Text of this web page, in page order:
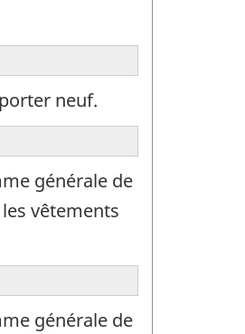
neuf.
générale de
vêtements
générale de